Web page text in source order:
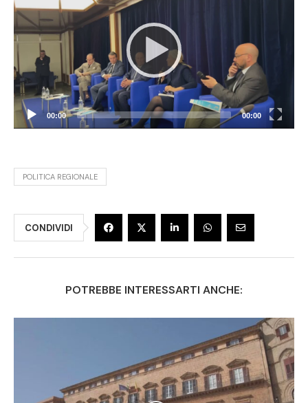
00:00 00:00
POLITICA REGIONALE
CONDIVIDI
POTREBBE INTERESSARTI ANCHE: